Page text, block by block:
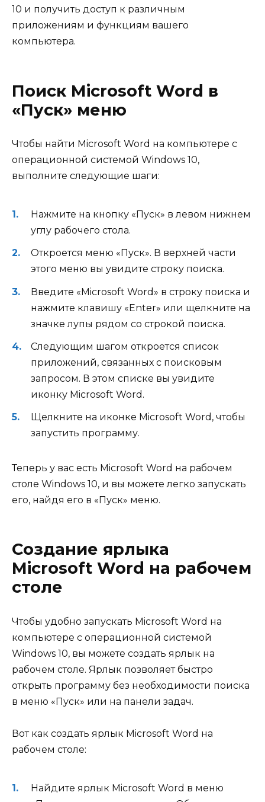
10 и получить доступ к различным
приложениям и функциям вашего
компьютера.
Поиск Microsoft Word в
«Пуск» меню
Чтобы найти Microsoft Word на компьютере с
операционной системой Windows 10,
выполните следующие шаги:
Нажмите на кнопку «Пуск» в левом нижнем
углу рабочего стола.
Откроется меню «Пуск». В верхней части
этого меню вы увидите строку поиска.
Введите «Microsoft Word» в строку поиска и
нажмите клавишу «Enter» или щелкните на
значке лупы рядом со строкой поиска.
Следующим шагом откроется список
приложений, связанных с поисковым
запросом. В этом списке вы увидите
иконку Microsoft Word.
Щелкните на иконке Microsoft Word, чтобы
запустить программу.
Теперь у вас есть Microsoft Word на рабочем
столе Windows 10, и вы можете легко запускать
его, найдя его в «Пуск» меню.
Создание ярлыка
Microsoft Word на рабочем
столе
Чтобы удобно запускать Microsoft Word на
компьютере с операционной системой
Windows 10, вы можете создать ярлык на
рабочем столе. Ярлык позволяет быстро
открыть программу без необходимости поиска
в меню «Пуск» или на панели задач.
Вот как создать ярлык Microsoft Word на
рабочем столе:
Найдите ярлык Microsoft Word в меню